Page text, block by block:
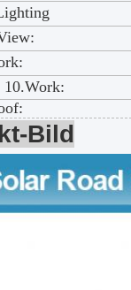
10.Work:
Bild